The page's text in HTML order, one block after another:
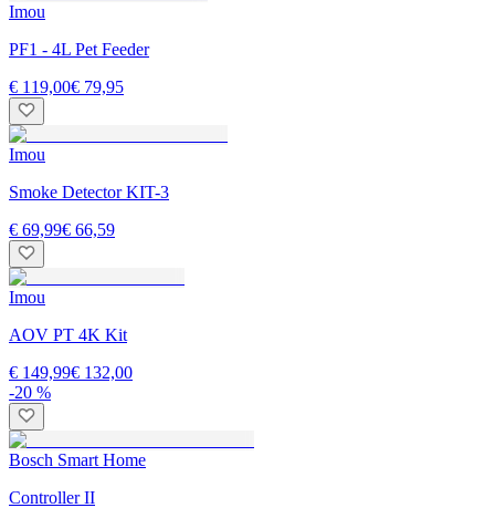
Imou
PF1 - 4L Pet Feeder
€ 119,00€ 79,95
Imou
Smoke Detector KIT-3
€ 69,99€ 66,59
Imou
AOV PT 4K Kit
€ 149,99€ 132,00
-20 %
Bosch Smart Home
Controller II